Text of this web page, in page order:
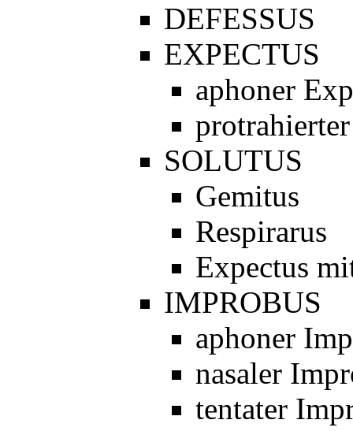
DEFESSUS
EXPECTUS
aphoner
SOLUTUS
Gemitus
Respirarus
Expectus
IMPROBUS
aphoner
nasaler
tentater